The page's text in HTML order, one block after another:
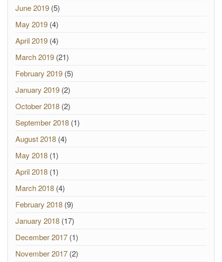
June 2019 (5)
May 2019 (4)
April 2019 (4)
March 2019 (21)
February 2019 (5)
January 2019 (2)
October 2018 (2)
September 2018 (1)
August 2018 (4)
May 2018 (1)
April 2018 (1)
March 2018 (4)
February 2018 (9)
January 2018 (17)
December 2017 (1)
November 2017 (2)